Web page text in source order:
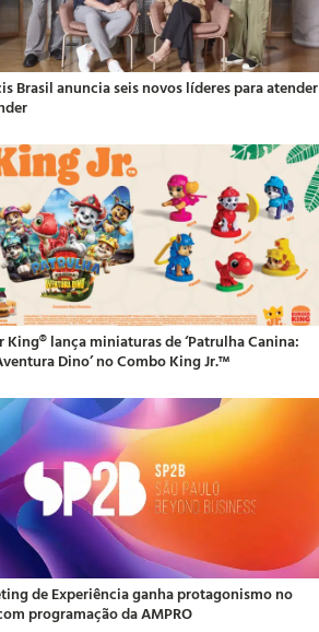
Brasil anuncia seis novos líderes para atender
King® lança miniaturas de ‘Patrulha Canina:
Dino’ no Combo King Jr.™
de Experiência ganha protagonismo no
programação da AMPRO